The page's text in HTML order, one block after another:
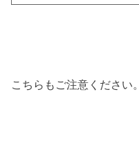
こちらもご注意ください。